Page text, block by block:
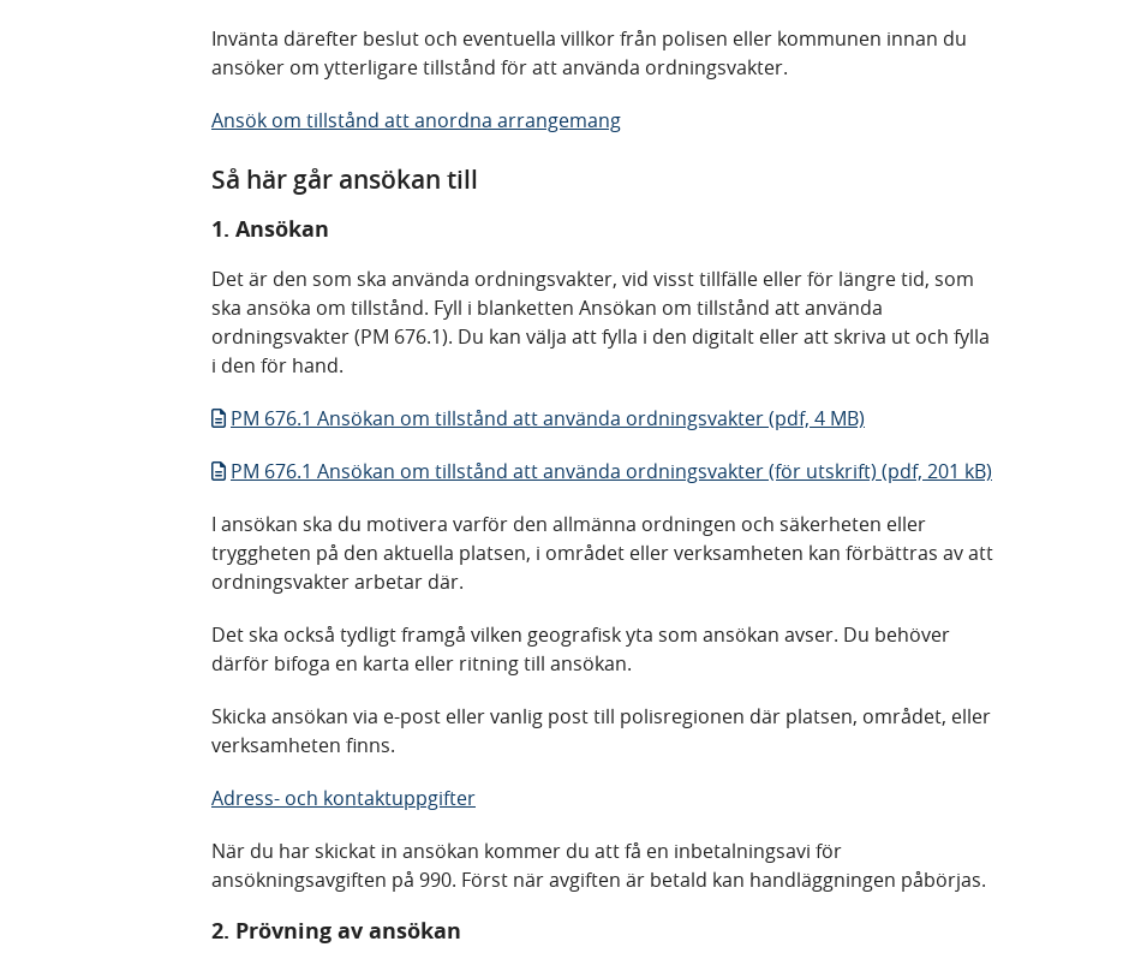
Invänta därefter beslut och eventuella villkor från polisen eller kommunen innan du
ansöker om ytterligare tillstånd för att använda ordningsvakter.
Ansök om tillstånd att anordna arrangemang
Så här går ansökan till
1. Ansökan
Det är den som ska använda ordningsvakter, vid visst tillfälle eller för längre tid, som
ska ansöka om tillstånd. Fyll i blanketten Ansökan om tillstånd att använda
ordningsvakter (PM 676.1). Du kan välja att fylla i den digitalt eller att skriva ut och fylla
i den för hand.
PM 676.1 Ansökan om tillstånd att använda ordningsvakter (pdf, 4 MB)
PM 676.1 Ansökan om tillstånd att använda ordningsvakter (för utskrift) (pdf, 201 kB)
I ansökan ska du motivera varför den allmänna ordningen och säkerheten eller
tryggheten på den aktuella platsen, i området eller verksamheten kan förbättras av att
ordningsvakter arbetar där.
Det ska också tydligt framgå vilken geografisk yta som ansökan avser. Du behöver
därför bifoga en karta eller ritning till ansökan.
Skicka ansökan via e-post eller vanlig post till polisregionen där platsen, området, eller
verksamheten finns.
Adress- och kontaktuppgifter
När du har skickat in ansökan kommer du att få en inbetalningsavi för
ansökningsavgiften på 990. Först när avgiften är betald kan handläggningen påbörjas.
2. Prövning av ansökan